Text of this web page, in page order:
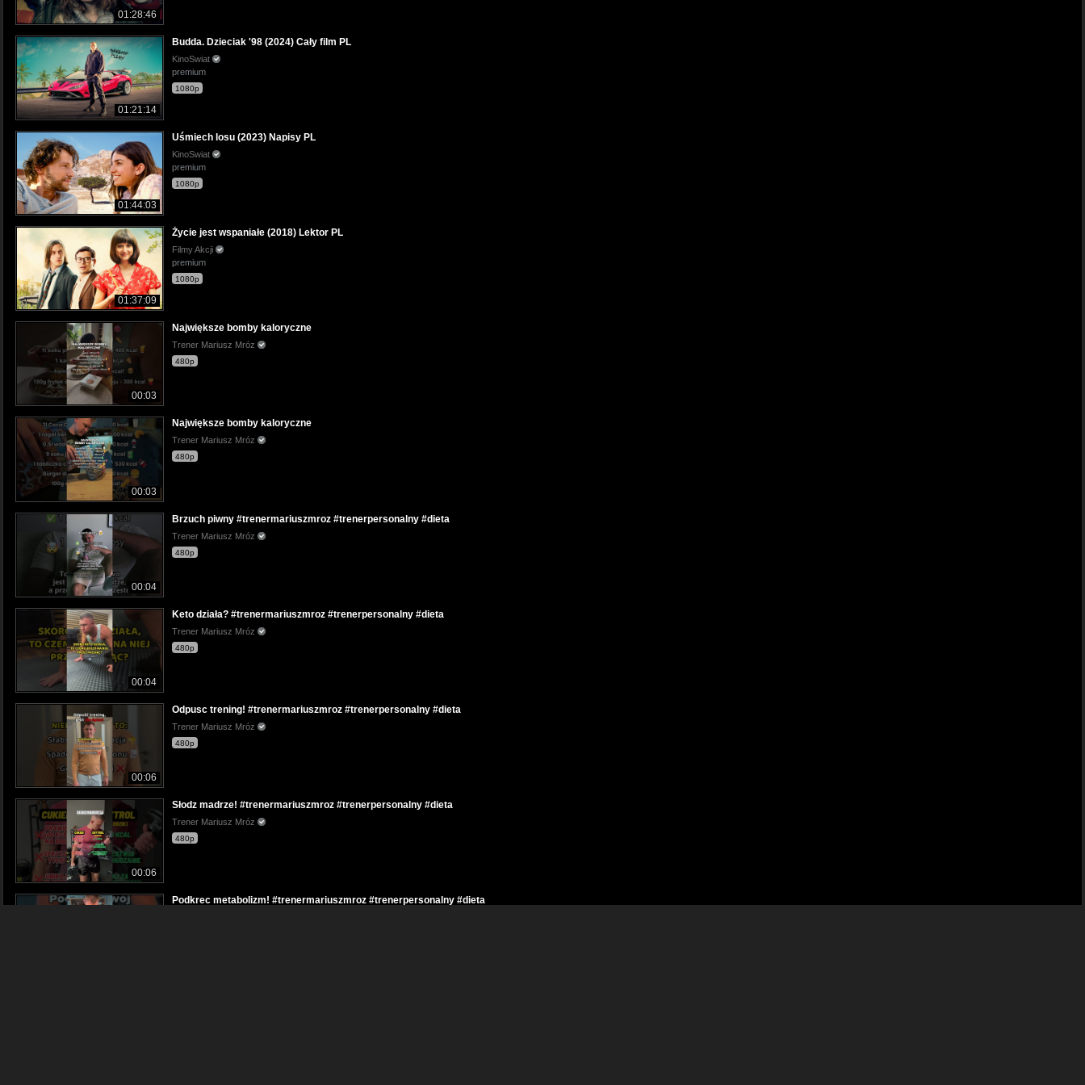
01:28:46
01:21:14
Budda. Dzieciak '98 (2024) Cały film PL
KinoSwiat
premium
1080p
01:44:03
Uśmiech losu (2023) Napisy PL
KinoSwiat
premium
1080p
01:37:09
Życie jest wspaniałe (2018) Lektor PL
Filmy Akcji
premium
1080p
00:03
Największe bomby kaloryczne
Trener Mariusz Mróz
480p
00:03
Największe bomby kaloryczne
Trener Mariusz Mróz
480p
00:04
Brzuch piwny #trenermariuszmroz #trenerpersonalny #dieta
Trener Mariusz Mróz
480p
00:04
Keto działa? #trenermariuszmroz #trenerpersonalny #dieta
Trener Mariusz Mróz
480p
00:06
Odpusc trening! #trenermariuszmroz #trenerpersonalny #dieta
Trener Mariusz Mróz
480p
00:06
Słodz madrze! #trenermariuszmroz #trenerpersonalny #dieta
Trener Mariusz Mróz
480p
Podkrec metabolizm! #trenermariuszmroz #trenerpersonalny #dieta